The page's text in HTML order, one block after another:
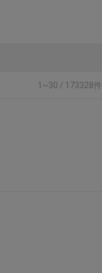
1~30 / 173328件